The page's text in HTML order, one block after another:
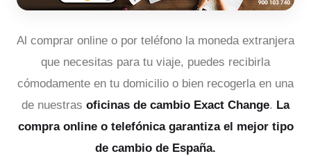
Al comprar online o por teléfono la moneda extranjera
que necesitas para tu viaje, puedes recibirla
cómodamente en tu domicilio o bien recogerla en una
de nuestras oficinas de cambio Exact Change. La
compra online o telefónica garantiza el mejor tipo
de cambio de España.